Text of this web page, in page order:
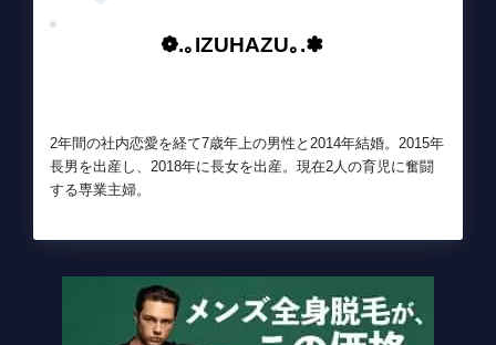
❁.｡IZUHAZU｡.✽
2年間の社内恋愛を経て7歳年上の男性と2014年結婚。2015年
長男を出産し、2018年に長女を出産。現在2人の育児に奮闘
する専業主婦。